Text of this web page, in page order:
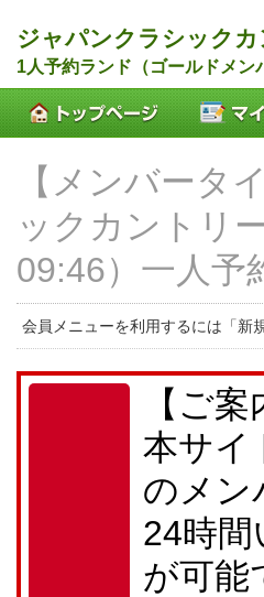
ジャパンクラシック
1人予約ランド（ゴールドメン
【メンバータ
ックカントリ
09:46）一人予
会員メニューを利用するには「新
【ご案
本サイ
のメン
24時
が可能